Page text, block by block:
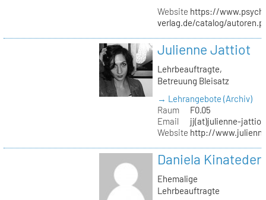
Website https://
verlag.de/catalog/
Julienne Jattiot
Lehrbeauftragte,
Betreuung Bleisatz
→ Lehrangebote (Archiv)
Raum
F0.05
Email
jj(at)julienne-
Website http://
Daniela Kinateder
Ehemalige
Lehrbeauftragte